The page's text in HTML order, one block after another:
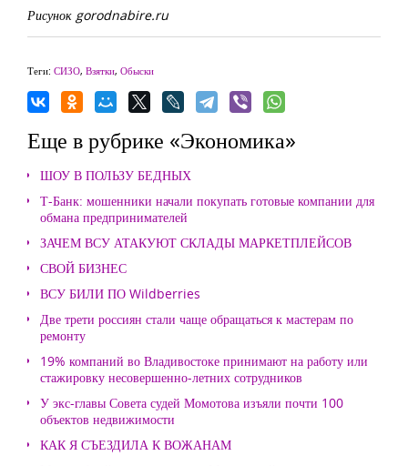
Рисунок gorodnabire.ru
Теги: СИЗО, Взятки, Обыски
Еще в рубрике «Экономика»
ШОУ В ПОЛЬЗУ БЕДНЫХ
Т-Банк: мошенники начали покупать готовые компании для
обмана предпринимателей
ЗАЧЕМ ВСУ АТАКУЮТ СКЛАДЫ МАРКЕТПЛЕЙСОВ
СВОЙ БИЗНЕС
ВСУ БИЛИ ПО Wildberries
Две трети россиян стали чаще обращаться к мастерам по
ремонту
19% компаний во Владивостоке принимают на работу или
стажировку несовершенно-летних сотрудников
У экс-главы Совета судей Момотова изъяли почти 100
объектов недвижимости
КАК Я СЪЕЗДИЛА К ВОЖАНАМ